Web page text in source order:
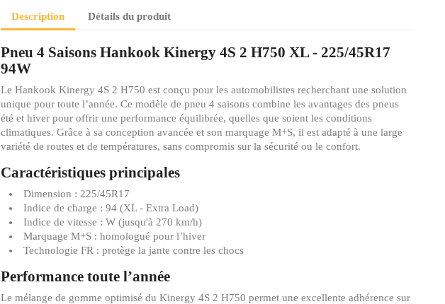
Description Détails du produit
Pneu 4 Saisons Hankook Kinergy 4S 2 H750 XL - 225/45R17
94W
Le Hankook Kinergy 4S 2 H750 est conçu pour les automobilistes recherchant une solution
unique pour toute l’année. Ce modèle de pneu 4 saisons combine les avantages des pneus
été et hiver pour offrir une performance équilibrée, quelles que soient les conditions
climatiques. Grâce à sa conception avancée et son marquage M+S, il est adapté à une large
variété de routes et de températures, sans compromis sur la sécurité ou le confort.
Caractéristiques principales
Dimension : 225/45R17
Indice de charge : 94 (XL - Extra Load)
Indice de vitesse : W (jusqu'à 270 km/h)
Marquage M+S : homologué pour l’hiver
Technologie FR : protège la jante contre les chocs
Performance toute l’année
Le mélange de gomme optimisé du Kinergy 4S 2 H750 permet une excellente adhérence sur